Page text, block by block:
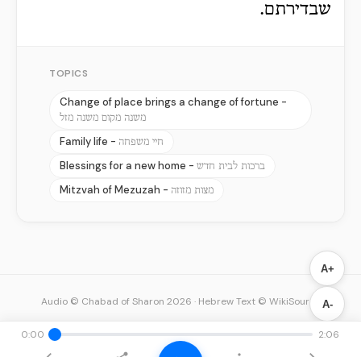
שבדירתם.
TOPICS
Change of place brings a change of fortune -
משנה מקום משנה מזל
Family life - חיי משפחה
Blessings for a new home - ברכות לבית חדש
Mitzvah of Mezuzah - מצות מזוזה
A+
A-
0:00 2:06
Audio © Chabad of Sharon 2026 · Hebrew Text © WikiSource